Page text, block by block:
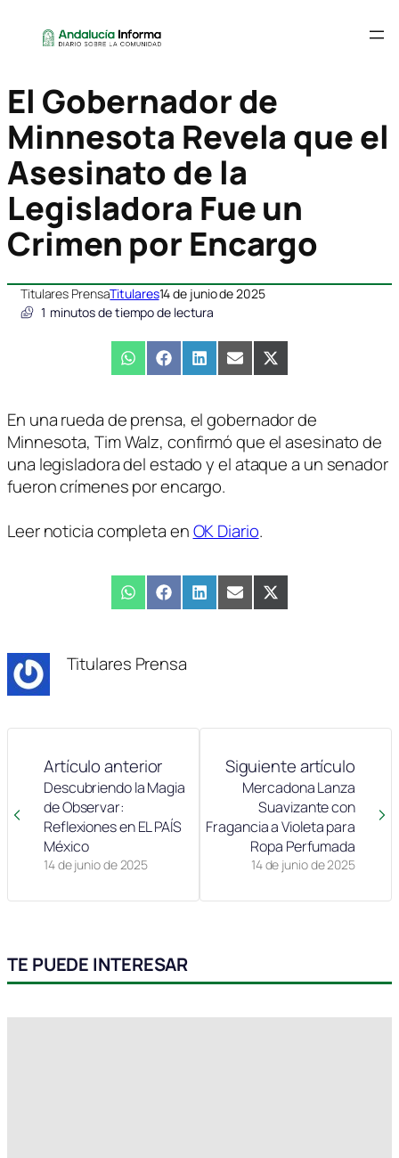
El Gobernador de
Minnesota Revela que el
Asesinato de la
Legisladora Fue un
Crimen por Encargo
Titulares PrensaTitulares14 de junio de 2025
1 minutos de tiempo de lectura
Compartir
en
WhatsAppCompartir
en
FacebookCompartir
en
LinkedInCompartir
en
EmailCompartir
en
X
(Twitter)
En una rueda de prensa, el gobernador de
Minnesota, Tim Walz, confirmó que el asesinato de
una legisladora del estado y el ataque a un senador
fueron crímenes por encargo.
Leer noticia completa enOK Diario.
Compartir
en
WhatsAppCompartir
en
FacebookCompartir
en
LinkedInCompartir
en
EmailCompartir
en
X
(Twitter)
Titulares Prensa
Artículo anterior
14 de junio de 2025
Descubriendo la Magia
de Observar:
Reflexiones en EL PAÍS
México
Siguiente artículo
14 de junio de 2025
Mercadona Lanza
Suavizante con
Fragancia a Violeta para
Ropa Perfumada
TE PUEDE INTERESAR